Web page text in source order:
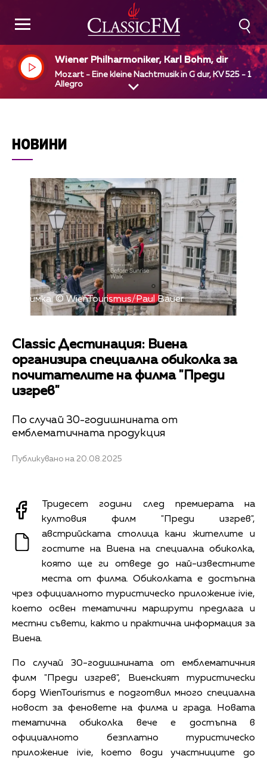
Wiener Philharmoniker, Karl Bohm, dir
Mozart - Eine kleine Nachtmusik in G dur, KV 525 - 1
Allegro
НОВИНИ
Снимка: © WienTourismus/Paul Bauer
Classic Дестинация: Виена
организира специална обиколка за
почитателите на филма "Преди
изгрев"
По случай 30-годишнината от
емблематичната продукция
Публикувано на 20.08.2025
Тридесет години след премиерата на
култовия филм "Преди изгрев",
австрийската столица кани жителите и
гостите на Виена на специална обиколка,
която ще ги отведе до най-известните
места от филма. Обиколката е достъпна
чрез официалното туристическо приложение ivie,
което освен тематични маршрути предлага и
местни съвети, както и практична информация за
Виена.
По случай 30-годишнината от емблематичния
филм "Преди изгрев", Виенският туристически
борд WienTourismus е подготвил много специална
новост за феновете на филма и града. Новата
тематична обиколка вече е достъпна в
официалното безплатно туристическо
приложение ivie, което води участниците до